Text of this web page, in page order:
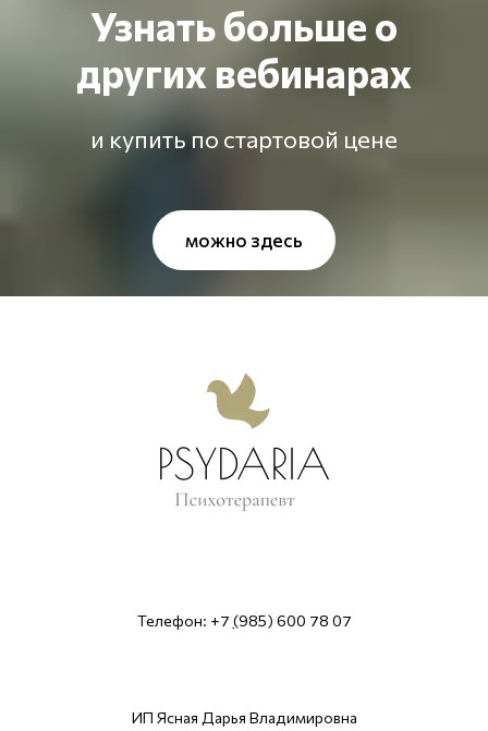
Узнать больше о
других вебинарах
и купить по стартовой цене
можно здесь
Телефон: +7 (985) 600 78 07
ИП Ясная Дарья Владимировна